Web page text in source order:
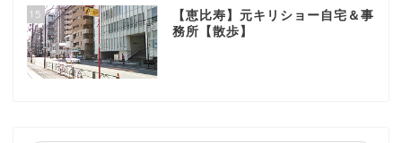
15
【恵比寿】元キリショー自宅＆事
務所【散歩】